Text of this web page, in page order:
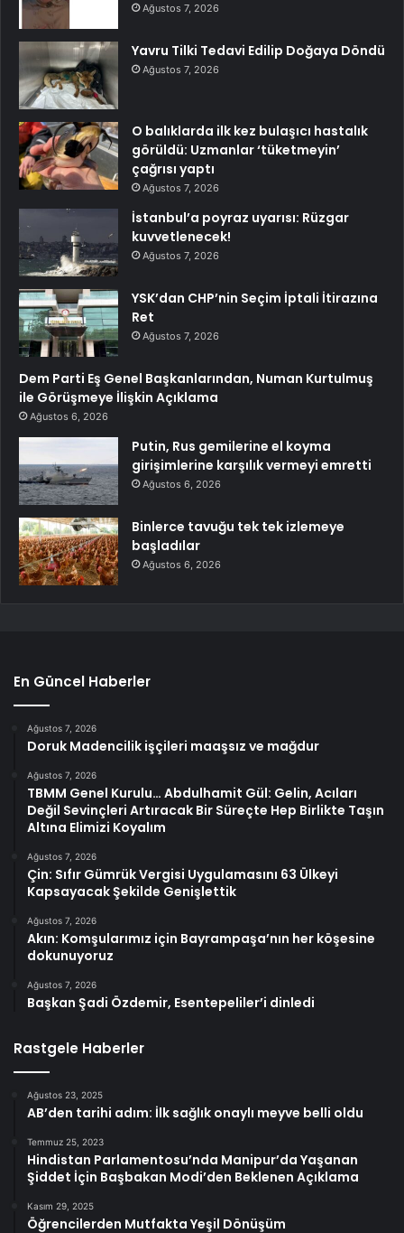
Ağustos 7, 2026
Yavru Tilki Tedavi Edilip Doğaya Döndü
Ağustos 7, 2026
O balıklarda ilk kez bulaşıcı hastalık
görüldü: Uzmanlar ‘tüketmeyin’
çağrısı yaptı
Ağustos 7, 2026
İstanbul’a poyraz uyarısı: Rüzgar
kuvvetlenecek!
Ağustos 7, 2026
YSK’dan CHP’nin Seçim İptali İtirazına
Ret
Ağustos 7, 2026
Dem Parti Eş Genel Başkanlarından, Numan Kurtulmuş
ile Görüşmeye İlişkin Açıklama
Ağustos 6, 2026
Putin, Rus gemilerine el koyma
girişimlerine karşılık vermeyi emretti
Ağustos 6, 2026
Binlerce tavuğu tek tek izlemeye
başladılar
Ağustos 6, 2026
En Güncel Haberler
Ağustos 7, 2026
Doruk Madencilik işçileri maaşsız ve mağdur
Ağustos 7, 2026
TBMM Genel Kurulu… Abdulhamit Gül: Gelin, Acıları
Değil Sevinçleri Artıracak Bir Süreçte Hep Birlikte Taşın
Altına Elimizi Koyalım
Ağustos 7, 2026
Çin: Sıfır Gümrük Vergisi Uygulamasını 63 Ülkeyi
Kapsayacak Şekilde Genişlettik
Ağustos 7, 2026
Akın: Komşularımız için Bayrampaşa’nın her köşesine
dokunuyoruz
Ağustos 7, 2026
Başkan Şadi Özdemir, Esentepeliler’i dinledi
Rastgele Haberler
Ağustos 23, 2025
AB’den tarihi adım: İlk sağlık onaylı meyve belli oldu
Temmuz 25, 2023
Hindistan Parlamentosu’nda Manipur’da Yaşanan
Şiddet İçin Başbakan Modi’den Beklenen Açıklama
Kasım 29, 2025
Öğrencilerden Mutfakta Yeşil Dönüşüm